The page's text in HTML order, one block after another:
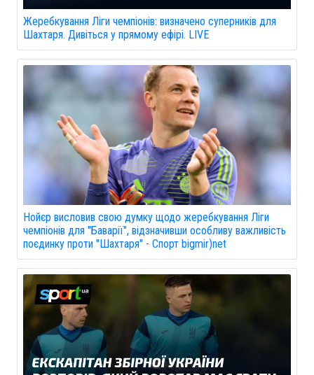
Жеребкування Ліги чемпіонів: визначено суперників для
Шахтаря. Дивіться у прямому ефірі. LIVE
Нойєр висловив свою думку щодо жеребкування Ліги
чемпіонів для "Баварії", відзначивши особливу важливість
поєдинку проти "Шахтаря" - Спорт bigmir)net